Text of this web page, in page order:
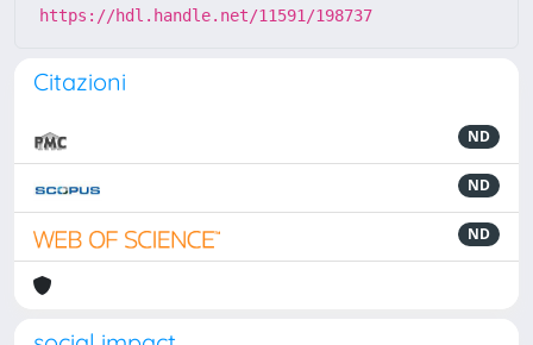
https://hdl.handle.net/11591/198737
Citazioni
ND
ND
ND